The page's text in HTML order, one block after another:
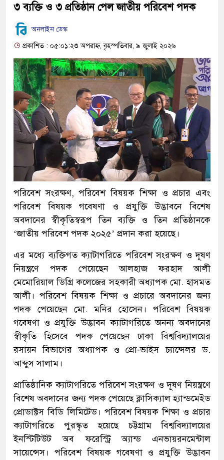
৩ ব্যক্তি ও ৩ প্রতিষ্ঠান পেল জাতীয় পরিবেশ পদক
অনলাইন ডেস্ক
প্রকাশিত : ০৫:০১:২৩ অপরাহ্ন, বৃহস্পতিবার, ৯ জুলাই ২০২৬
পরিবেশ সংরক্ষণ, পরিবেশ বিষয়ক শিক্ষা ও প্রচার এবং
পরিবেশ বিষয়ক গবেষণা ও প্রযুক্তি উদ্ভাবনে বিশেষ
অবদানের স্বীকৃতিস্বরূপ তিন ব্যক্তি ও তিন প্রতিষ্ঠানকে
‘জাতীয় পরিবেশ পদক ২০২৫’ প্রদান করা হয়েছে।
এর মধ্যে ব্যক্তিগত ক্যাটাগরিতে পরিবেশ সংরক্ষণ ও দূষণ
নিয়ন্ত্রণে পদক পেয়েছেন আলহাজ ফরহাদ আলী
মেমোরিয়াল ডিগ্রি কলেজের সহকারী অধ্যাপক মো. হাসমত
আলী। পরিবেশ বিষয়ক শিক্ষা ও প্রচারে অবদানের জন্য
পদক পেয়েছেন মো. মনির হোসেন। পরিবেশ বিষয়ক
গবেষণা ও প্রযুক্তি উদ্ভাবন ক্যাটাগরিতে অনন্য অবদানের
স্বীকৃতি হিসেবে পদক পেয়েছেন ঢাকা বিশ্ববিদ্যালয়ের
রসায়ন বিভাগের অধ্যাপক ও প্রো-ভাইস চ্যান্সেলর ড.
আব্দুস সালাম।
প্রাতিষ্ঠানিক ক্যাটাগরিতে পরিবেশ সংরক্ষণ ও দূষণ নিয়ন্ত্রণে
বিশেষ অবদানের জন্য পদক পেয়েছে ক্লাসিক্যাল হ্যান্ডমেইড
প্রোডাক্টস বিডি লিমিটেড। পরিবেশ বিষয়ক শিক্ষা ও প্রচার
ক্যাটাগরিতে পুরস্কৃত হয়েছে চট্টগ্রাম বিশ্ববিদ্যালয়ের
ইনস্টিটিউট অব ফরেস্ট্রি অ্যান্ড এনভায়রনমেন্টাল
সায়েন্সেস। পরিবেশ বিষয়ক গবেষণা ও প্রযুক্তি উদ্ভাবন